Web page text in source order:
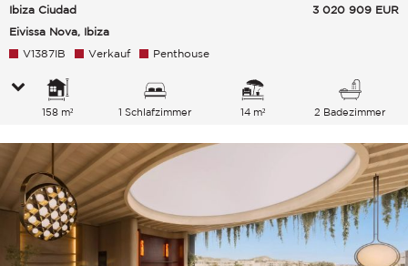
Ibiza Ciudad
Eivissa Nova, Ibiza
3 020 909 EUR
V1387IB Verkauf Penthouse
158 m² 1 Schlafzimmer 14 m² 2 Badezimmer